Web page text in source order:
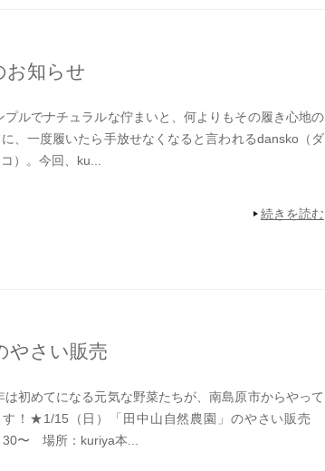
お知らせ
プルでナチュラルな佇まいと、何よりもその履き心地の
に、一度履いたら手放せなくなると言われるdansko（ダ
）。今回、ku...
続きを読む
やさい販売
は初めてになる元気な野菜たちが、南島原市からやって
す！★1/15（日）「田中山自然農園」のやさい販売
30〜 場所：kuriya本...